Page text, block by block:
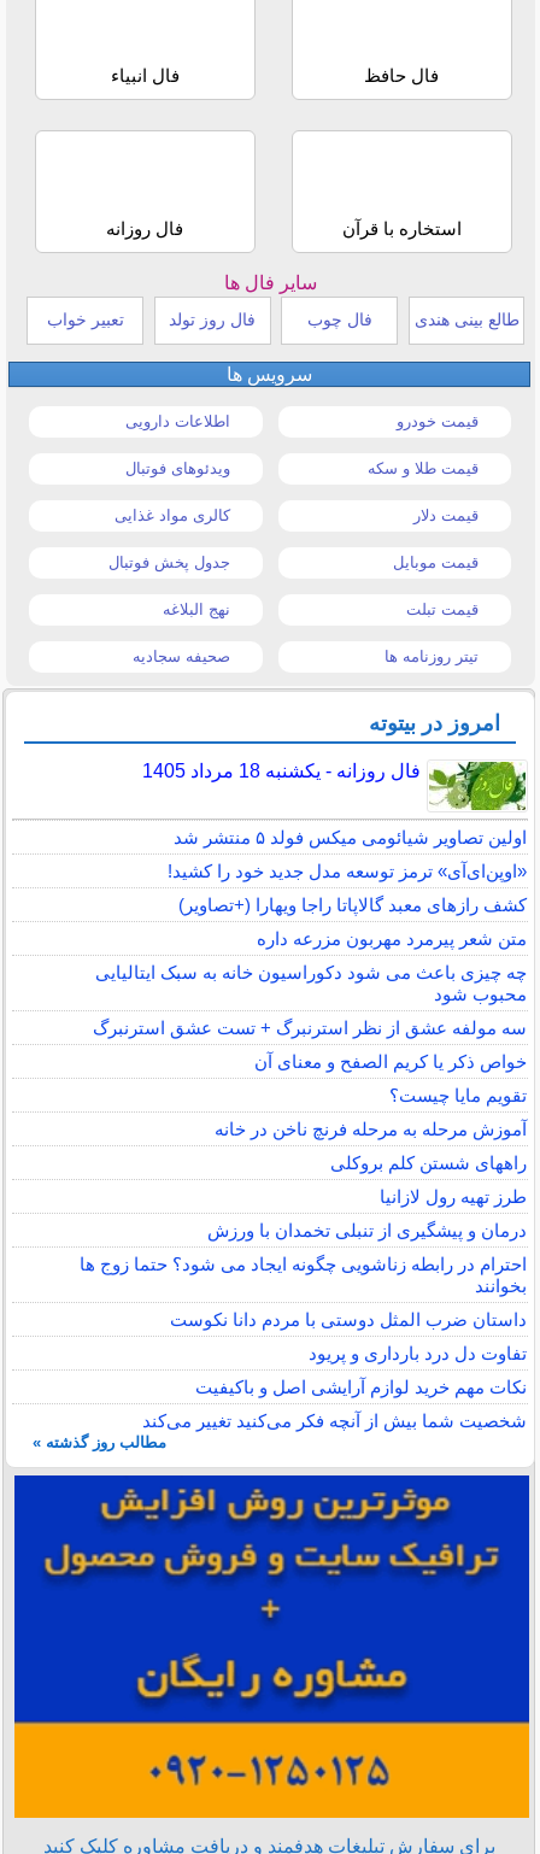
فال حافظ فال انبیاء
استخاره با قرآن فال روزانه
سایر فال ها
طالع بینی هندی فال چوب فال روز تولد تعبیر خواب
سرویس ها
قیمت خودرو اطلاعات دارویی
قیمت طلا و سکه ویدئوهای فوتبال
قیمت دلار کالری مواد غذایی
قیمت موبایل جدول پخش فوتبال
قیمت تبلت نهج البلاغه
تیتر روزنامه ها صحیفه سجادیه
امروز در بیتوته
فال روزانه - یکشنبه 18 مرداد 1405
اولین تصاویر شیائومی میکس فولد ۵ منتشر شد
«اوپن‌ای‌آی» ترمز توسعه مدل جدید خود را کشید!
کشف رازهای معبد گالاپاتا راجا ویهارا (+تصاویر)
متن شعر پیرمرد مهربون مزرعه داره
چه چیزی باعث می شود دکوراسیون خانه به سبک ایتالیایی
محبوب شود
سه مولفه عشق از نظر استرنبرگ + تست عشق استرنبرگ
خواص ذکر یا کریم الصفح و معنای آن
تقویم مایا چیست؟
آموزش مرحله به مرحله فرنچ ناخن در خانه
راههای شستن کلم بروکلی
طرز تهیه رول لازانیا
درمان و پیشگیری از تنبلی تخمدان با ورزش
احترام در رابطه زناشویی چگونه ایجاد می شود؟ حتما زوج ها
بخوانند
داستان ضرب المثل دوستی با مردم دانا نكوست
تفاوت دل درد بارداری و پریود
نکات مهم خرید لوازم آرایشی اصل و باکیفیت
شخصیت شما بیش از آنچه فکر می‌کنید تغییر می‌کند
مطالب روز گذشته »
برای سفارش تبلیغات هدفمند و دریافت مشاوره کلیک کنید